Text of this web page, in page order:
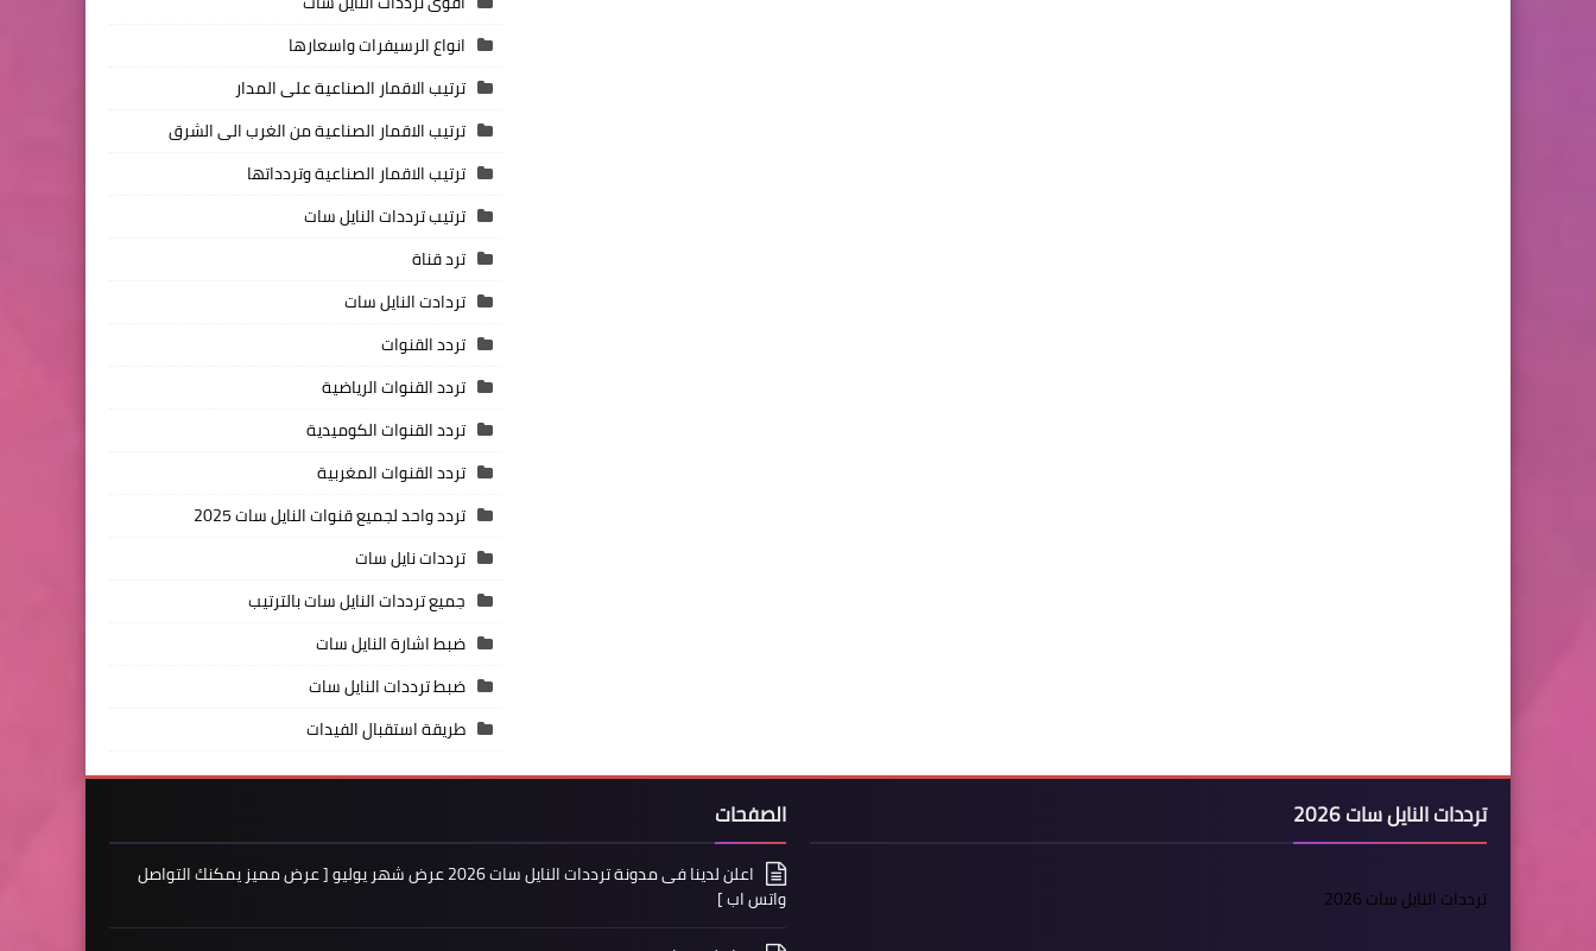
انواع الرسيفرات واسعارها
ترتيب الاقمار الصناعية على المدار
ترتيب الاقمار الصناعية من الغرب الى الشرق
ترتيب الاقمار الصناعية وتردداتها
ترتيب ترددات النايل سات
ترد قناة
تردادت النايل سات
تردد القنوات
تردد القنوات الرياضية
تردد القنوات الكوميدية
تردد القنوات المغربية
تردد واحد لجميع قنوات النايل سات 2025
ترددات نايل سات
جميع ترددات النايل سات بالترتيب
ضبط اشارة النايل سات
ضبط ترددات النايل سات
طريقة استقبال الفيدات
ترددات النايل سات 2026
ترددات النايل سات 2026
الصفحات
اعلن لدينا فى مدونة ترددات النايل سات 2026 عرض شهر يوليو [ عرض مميز يمكنك التواصل
واتس اب ]